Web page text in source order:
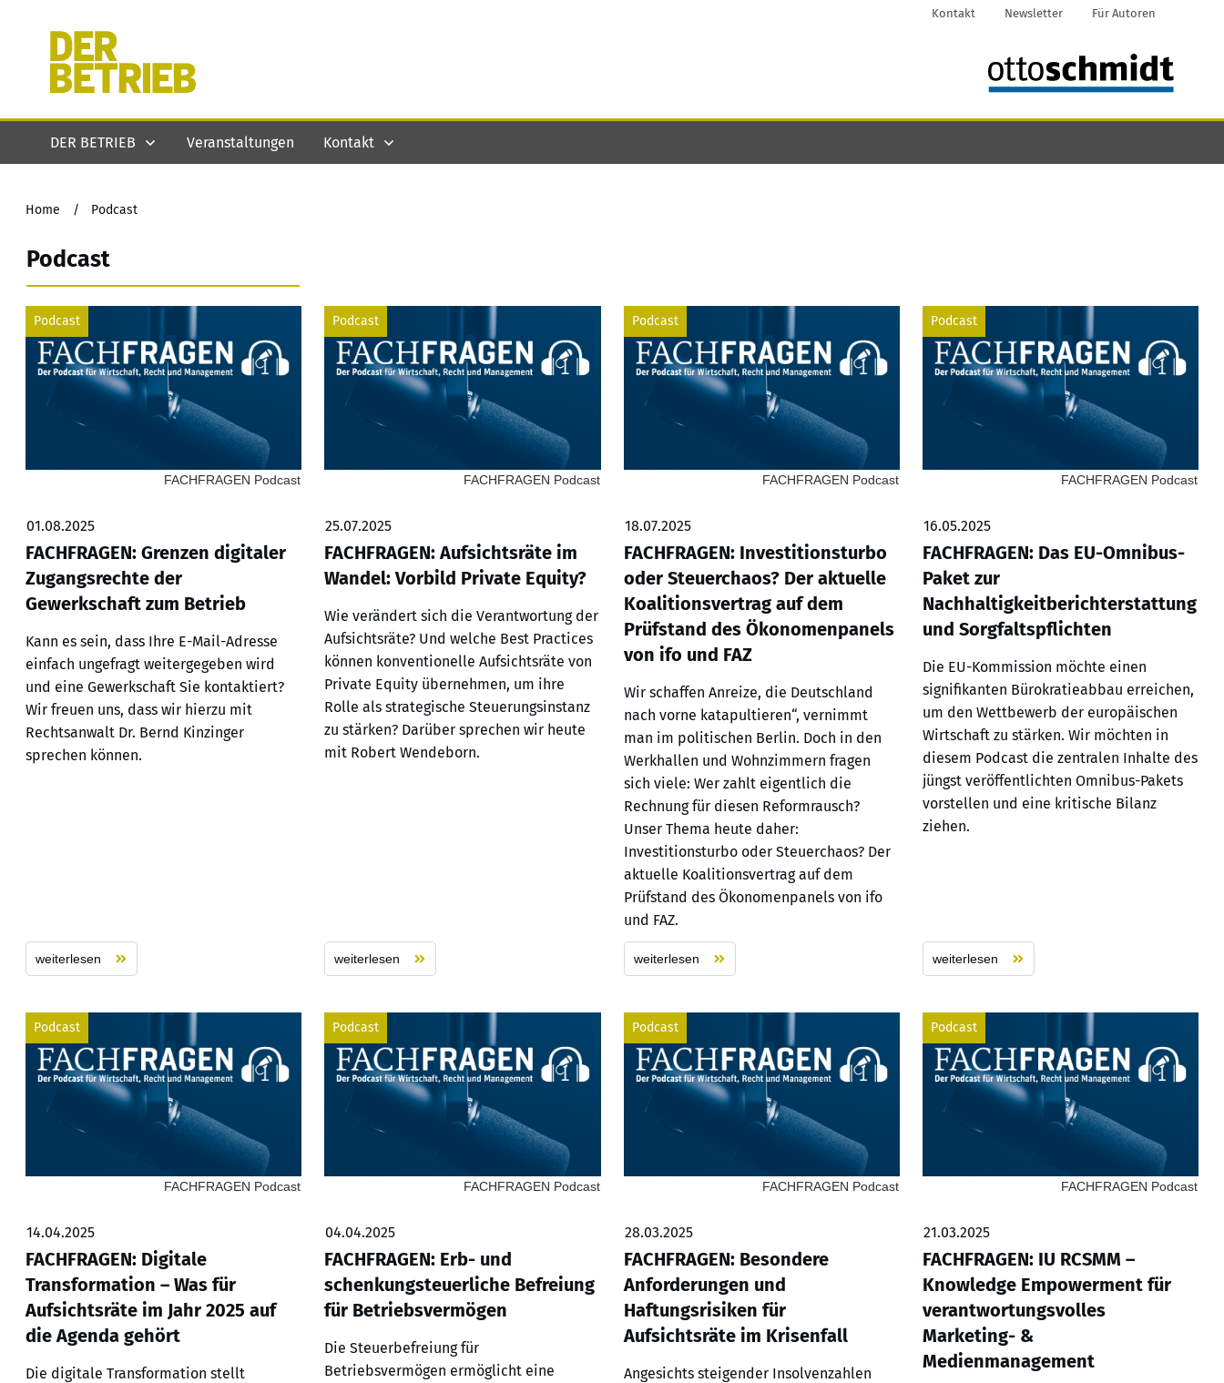
Kontakt Newsletter Für Autoren
DER BETRIEB Veranstaltungen Kontakt
Home / Podcast
Podcast
Podcast
FACHFRAGEN Podcast
01.08.2025
FACHFRAGEN: Grenzen digitaler
Zugangsrechte der
Gewerkschaft zum Betrieb
Kann es sein, dass Ihre E-Mail-Adresse
einfach ungefragt weitergegeben wird
und eine Gewerkschaft Sie kontaktiert?
Wir freuen uns, dass wir hierzu mit
Rechtsanwalt Dr. Bernd Kinzinger
sprechen können.
weiterlesen
Podcast
FACHFRAGEN Podcast
25.07.2025
FACHFRAGEN: Aufsichtsräte im
Wandel: Vorbild Private Equity?
Wie verändert sich die Verantwortung der
Aufsichtsräte? Und welche Best Practices
können konventionelle Aufsichtsräte von
Private Equity übernehmen, um ihre
Rolle als strategische Steuerungsinstanz
zu stärken? Darüber sprechen wir heute
mit Robert Wendeborn.
weiterlesen
Podcast
FACHFRAGEN Podcast
18.07.2025
FACHFRAGEN: Investitionsturbo
oder Steuerchaos? Der aktuelle
Koalitionsvertrag auf dem
Prüfstand des Ökonomenpanels
von ifo und FAZ
Wir schaffen Anreize, die Deutschland
nach vorne katapultieren“, vernimmt
man im politischen Berlin. Doch in den
Werkhallen und Wohnzimmern fragen
sich viele: Wer zahlt eigentlich die
Rechnung für diesen Reformrausch?
Unser Thema heute daher:
Investitionsturbo oder Steuerchaos? Der
aktuelle Koalitionsvertrag auf dem
Prüfstand des Ökonomenpanels von ifo
und FAZ.
weiterlesen
Podcast
FACHFRAGEN Podcast
16.05.2025
FACHFRAGEN: Das EU-Omnibus-
Paket zur
Nachhaltigkeitberichterstattung
und Sorgfaltspflichten
Die EU-Kommission möchte einen
signifikanten Bürokratieabbau erreichen,
um den Wettbewerb der europäischen
Wirtschaft zu stärken. Wir möchten in
diesem Podcast die zentralen Inhalte des
jüngst veröffentlichten Omnibus-Pakets
vorstellen und eine kritische Bilanz
ziehen.
weiterlesen
Podcast
FACHFRAGEN Podcast
14.04.2025
FACHFRAGEN: Digitale
Transformation – Was für
Aufsichtsräte im Jahr 2025 auf
die Agenda gehört
Die digitale Transformation stellt
Podcast
FACHFRAGEN Podcast
04.04.2025
FACHFRAGEN: Erb- und
schenkungsteuerliche Befreiung
für Betriebsvermögen
Die Steuerbefreiung für
Betriebsvermögen ermöglicht eine
Podcast
FACHFRAGEN Podcast
28.03.2025
FACHFRAGEN: Besondere
Anforderungen und
Haftungsrisiken für
Aufsichtsräte im Krisenfall
Angesichts steigender Insolvenzahlen
Podcast
FACHFRAGEN Podcast
21.03.2025
FACHFRAGEN: IU RCSMM –
Knowledge Empowerment für
verantwortungsvolles
Marketing- &
Medienmanagement